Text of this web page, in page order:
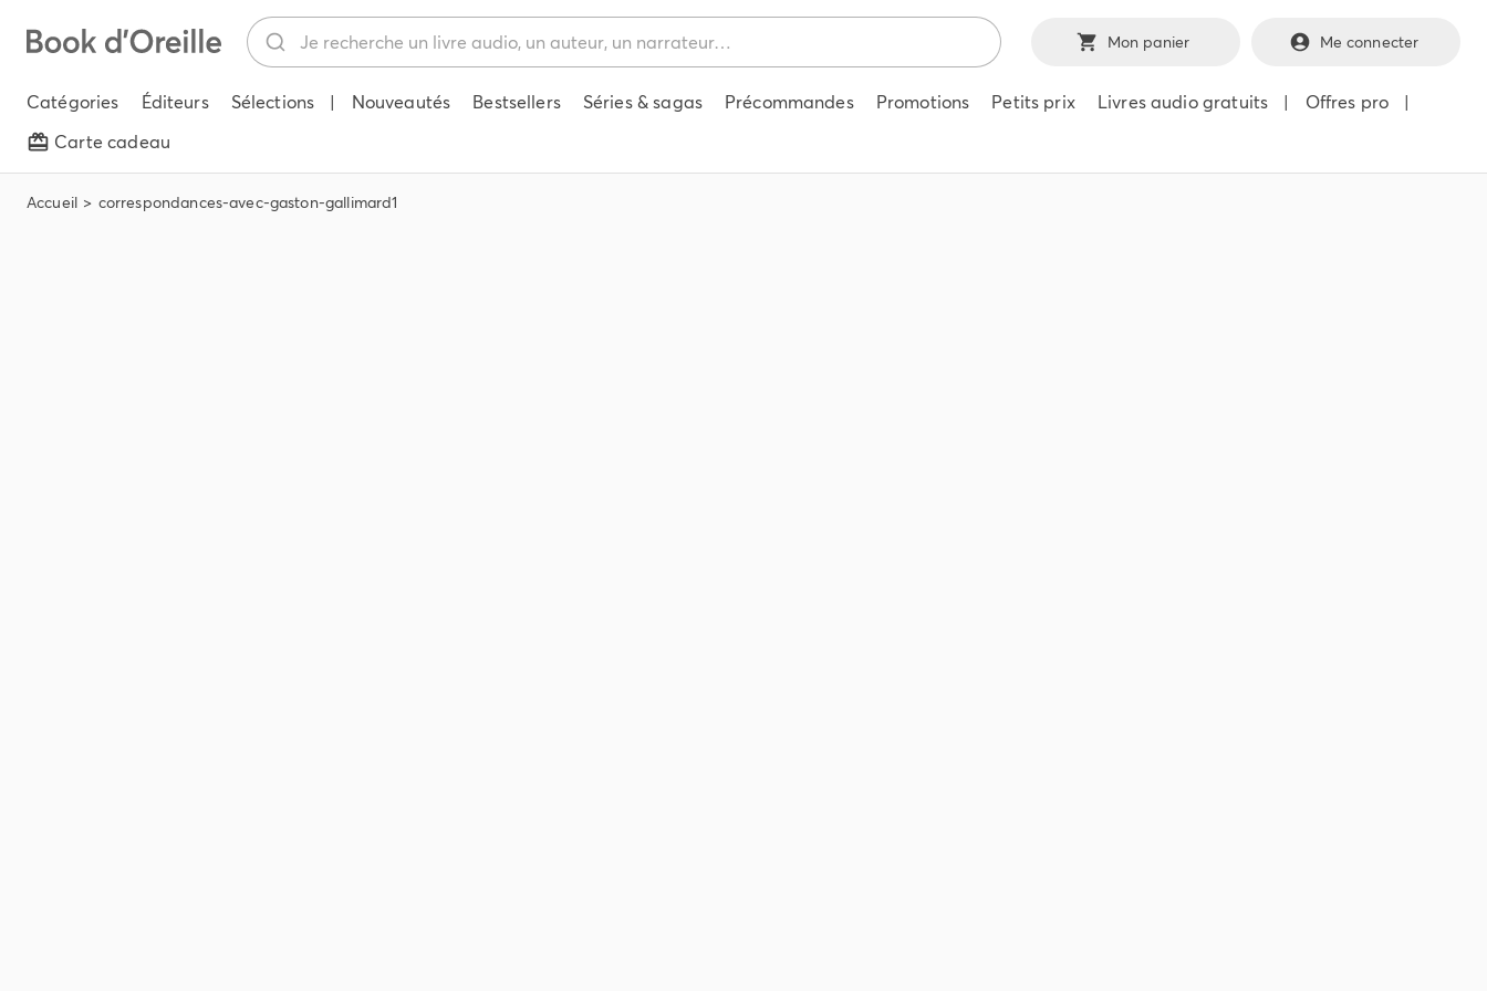
Mon panier Me connecter
Catégories Éditeurs Sélections | Nouveautés Bestsellers Séries & sagas Précommandes Promotions Petits prix Livres audio gratuits | Offres pro
|
Carte cadeau
Accueil correspondances-avec-gaston-gallimard1